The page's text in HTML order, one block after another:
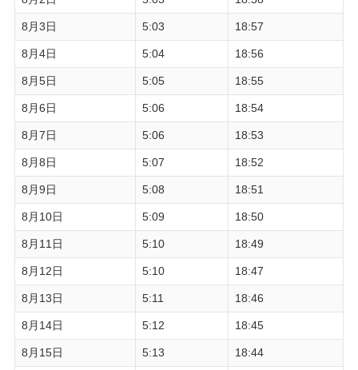
8月3日 5:03 18:57
8月4日 5:04 18:56
8月5日 5:05 18:55
8月6日 5:06 18:54
8月7日 5:06 18:53
8月8日 5:07 18:52
8月9日 5:08 18:51
8月10日 5:09 18:50
8月11日 5:10 18:49
8月12日 5:10 18:47
8月13日 5:11 18:46
8月14日 5:12 18:45
8月15日 5:13 18:44